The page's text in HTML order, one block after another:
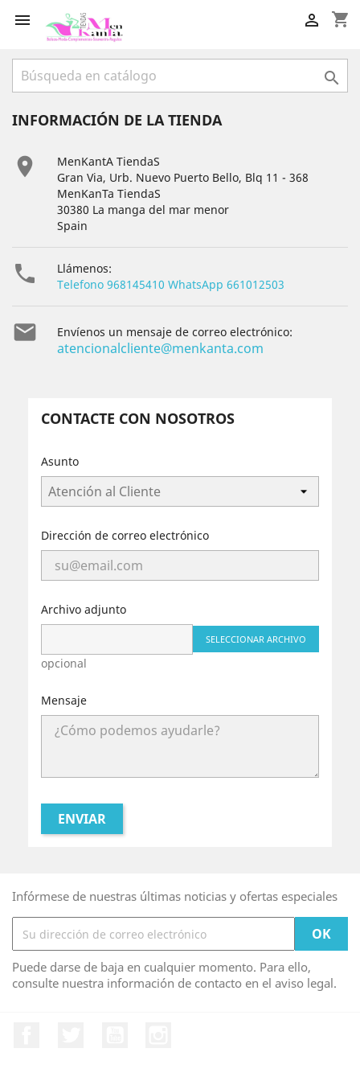
 shopping_cart


INFORMACIÓN DE LA TIENDA

MenKantA TiendaS
Gran Via, Urb. Nuevo Puerto Bello, Blq 11 - 368
MenKanTa TiendaS
30380 La manga del mar menor
Spain

Llámenos:
Telefono 968145410 WhatsApp 661012503
 Envíenos un mensaje de correo electrónico:
atencionalcliente@menkanta.com
CONTACTE CON NOSOTROS
Asunto
Dirección de correo electrónico
Archivo adjunto
SELECCIONAR ARCHIVO
opcional
Mensaje
Infórmese de nuestras últimas noticias y ofertas especiales
Puede darse de baja en cualquier momento. Para ello,
consulte nuestra información de contacto en el aviso legal.